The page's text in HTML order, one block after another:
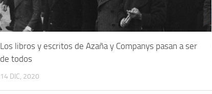
Los libros y escritos de Azaña y Companys pasan a ser
de todos
14 DIC, 2020